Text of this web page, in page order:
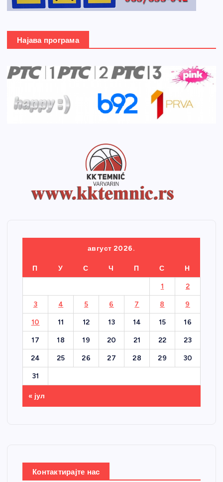
Најава програма
август 2026.
П У С Ч П С Н
1 2
3 4 5 6 7 8 9
10 11 12 13 14 15 16
17 18 19 20 21 22 23
24 25 26 27 28 29 30
31
« јул
Контактирајте нас